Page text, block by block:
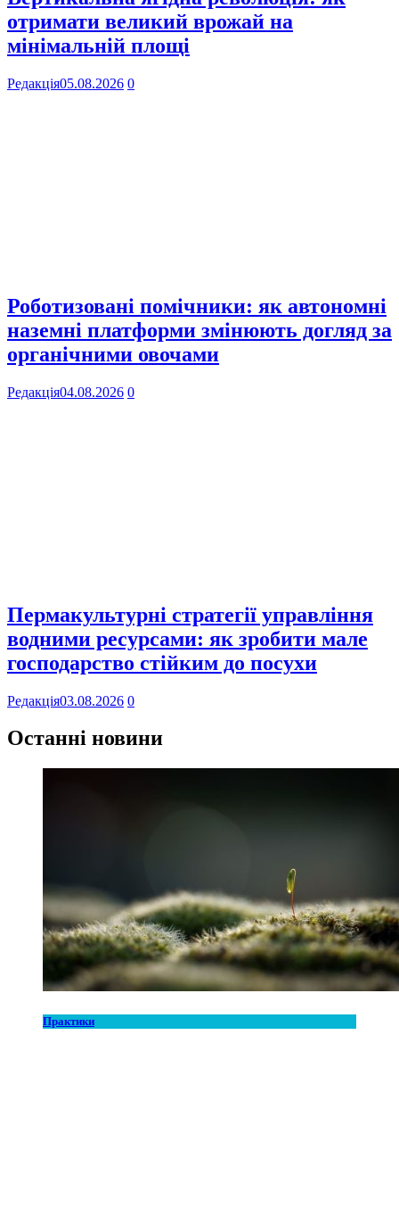
отримати великий врожай на
мінімальній площі
Редакція05.08.2026 0
Роботизовані помічники: як автономні
наземні платформи змінюють догляд за
органічними овочами
Редакція04.08.2026 0
Пермакультурні стратегії управління
водними ресурсами: як зробити мале
господарство стійким до посухи
Редакція03.08.2026 0
Останні новини
Практики